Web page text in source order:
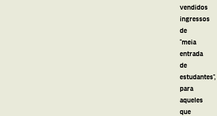
vendidos
ingressos
de
“meia
entrada
de
estudantes”,
para
aqueles
que